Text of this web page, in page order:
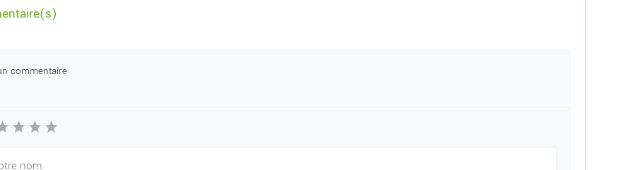
commentaire